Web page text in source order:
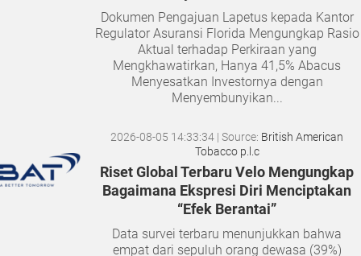
Dokumen Pengajuan Lapetus kepada Kantor
Regulator Asuransi Florida Mengungkap Rasio
Aktual terhadap Perkiraan yang
Mengkhawatirkan, Hanya 41,5% Abacus
Menyesatkan Investornya dengan
Menyembunyikan...
2026-08-05 14:33:34 | Source: British American
Tobacco p.l.c
Riset Global Terbaru Velo Mengungkap
Bagaimana Ekspresi Diri Menciptakan
“Efek Berantai”
Data survei terbaru menunjukkan bahwa
empat dari sepuluh orang dewasa (39%)